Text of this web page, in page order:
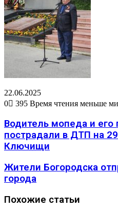
22.06.2025
0
395 Время чтения меньше
Водитель мопеда и его
пострадали в ДТП на
Ключищи
Жители Богородска
города
Похожие статьи